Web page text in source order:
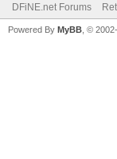
DFiNE.net Forums
Powered By MyBB , ©